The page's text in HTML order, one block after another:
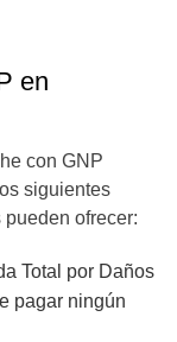
en
con GNP
siguientes
ofrecer:
Total por Daños
pagar ningún